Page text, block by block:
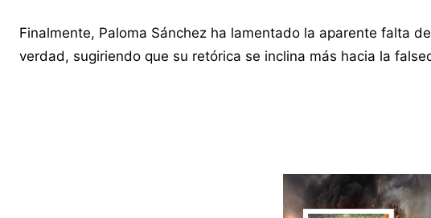
Finalmente, Paloma Sánchez ha lamentado la aparente falta
verdad, sugiriendo que su retórica se inclina más hacia la